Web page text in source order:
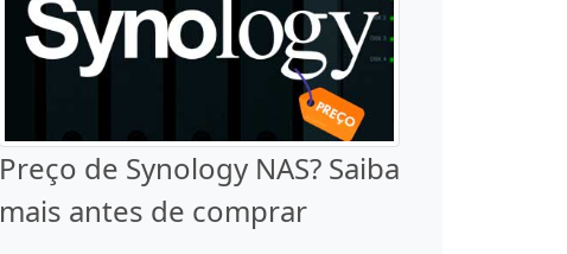
Preço de Synology NAS? Saiba
mais antes de comprar